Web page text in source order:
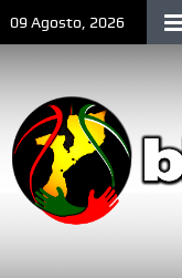
09 Agosto, 2026